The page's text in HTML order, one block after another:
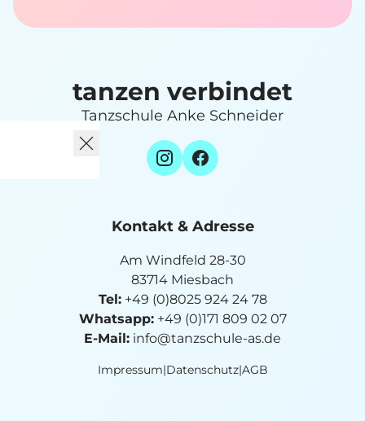
Kontakt & Adresse
Am Windfeld 28-30
83714 Miesbach
Tel: +49 (0)8025 924 24 78
Whatsapp: +49 (0)171 809 02 07
E-Mail: info@tanzschule-as.de
tanzen verbindet
Tanzschule Anke Schneider
Impressum|Datenschutz|AGB